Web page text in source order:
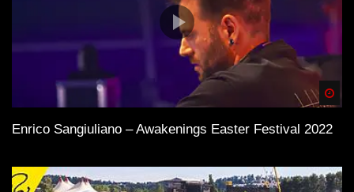
Enrico Sangiuliano – Awakenings Easter Festival 2022